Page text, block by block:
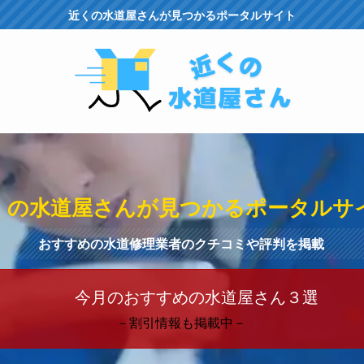
近くの水道屋さんが見つかるポータルサイト
の水道屋さんが見つかるポータルサ
おすすめの水道修理業者のクチコミや評判を掲載
今月のおすすめの水道屋さん３選
－割引情報も掲載中－